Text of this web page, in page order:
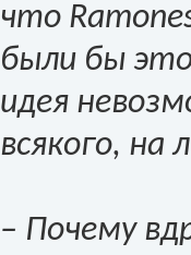
что
были бы
идея
всякого, на
– Почему